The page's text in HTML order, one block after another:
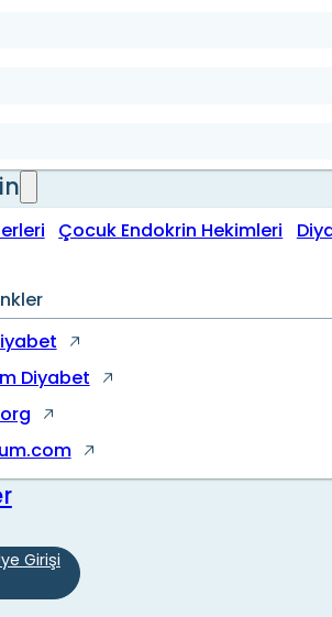
Çocuk Endokrin Hekimleri
Diyabet
Girişi